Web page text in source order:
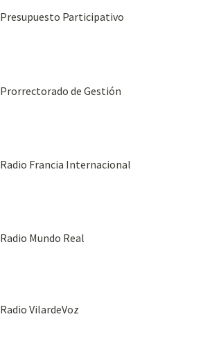
Presupuesto Participativo
Prorrectorado de Gestión
Radio Francia Internacional
Radio Mundo Real
Radio VilardeVoz